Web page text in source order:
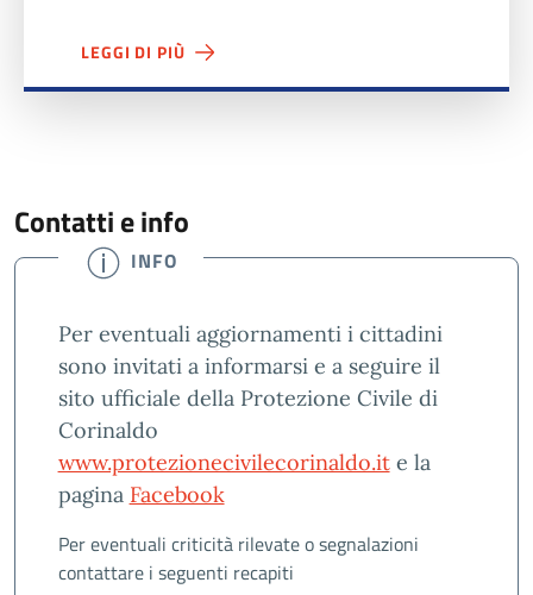
LEGGI DI PIÙ
Contatti e info
INFO
Per eventuali aggiornamenti i cittadini
sono invitati a informarsi e a seguire il
sito ufficiale della Protezione Civile di
Corinaldo
www.protezionecivilecorinaldo.ite la
pagina Facebook
Per eventuali criticità rilevate o segnalazioni
contattare i seguenti recapiti